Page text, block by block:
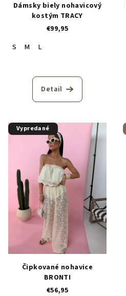
Dámsky biely nohavicový
kostým TRACY
€99,95
S
M L
Detail
Vypredané
Čipkované nohavice
BRONTI
€56,95